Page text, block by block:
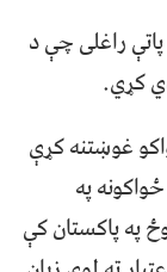
راغلی چې د
کړي.
غوښتنه کړې
په
په پاکستان کې